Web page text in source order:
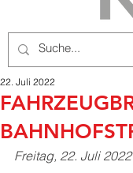
22. Juli 2022
Freitag, 22. Juli 2022